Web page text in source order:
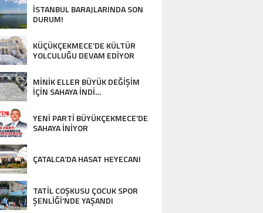
İSTANBUL BARAJLARINDA SON
DURUM!
KÜÇÜKÇEKMECE’DE KÜLTÜR
YOLCULUĞU DEVAM EDİYOR
MİNİK ELLER BÜYÜK DEĞİŞİM
İÇİN SAHAYA İNDİ…
YENİ PARTİ BÜYÜKÇEKMECE’DE
SAHAYA İNİYOR
ÇATALCA’DA HASAT HEYECANI
TATİL COŞKUSU ÇOCUK SPOR
ŞENLİĞİ’NDE YAŞANDI